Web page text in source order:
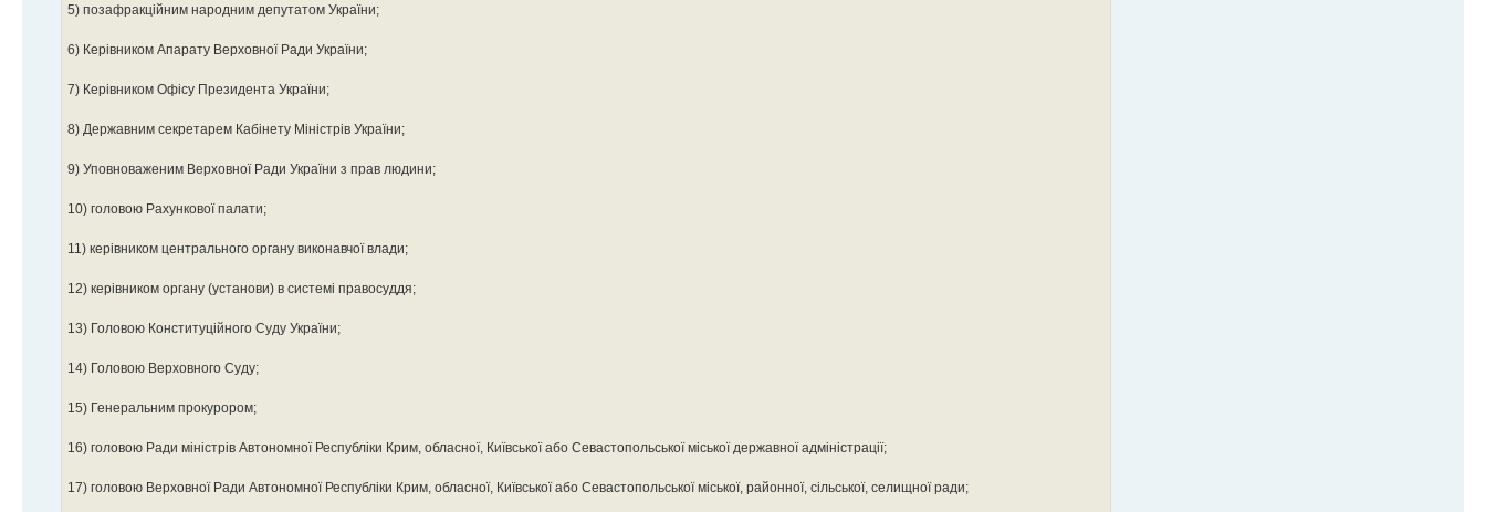
5) позафракційним народним депутатом України;
6) Керівником Апарату Верховної Ради України;
7) Керівником Офісу Президента України;
8) Державним секретарем Кабінету Міністрів України;
9) Уповноваженим Верховної Ради України з прав людини;
10) головою Рахункової палати;
11) керівником центрального органу виконавчої влади;
12) керівником органу (установи) в системі правосуддя;
13) Головою Конституційного Суду України;
14) Головою Верховного Суду;
15) Генеральним прокурором;
16) головою Ради міністрів Автономної Республіки Крим, обласної, Київської або Севастопольської міської державної адміністрації;
17) головою Верховної Ради Автономної Республіки Крим, обласної, Київської або Севастопольської міської, районної, сільської, селищної ради;